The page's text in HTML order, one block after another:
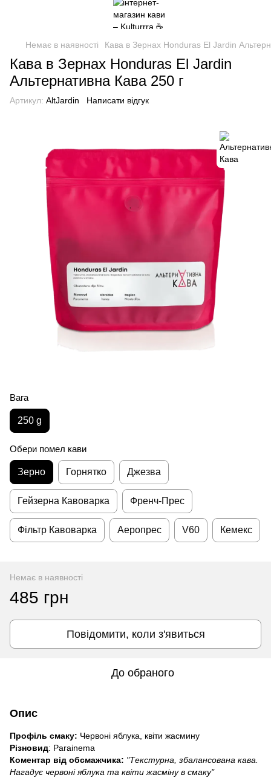
Немає в наявності Кава в Зернах Honduras El Jardin
Кава в Зернах Honduras El Jardin
Альтернативна Кава 250 г
Артикул: AltJardin Написати відгук
Вага
250 g
Обери помел кави
Зерно Горнятко Джезва
Гейзерна Кавоварка Френч-Прес
Фільтр Кавоварка Аеропрес V60 Кемекс
Немає в наявності
485 грн
Повідомити, коли з'явиться
До обраного
Опис
Профіль смаку: Червоні яблука, квіти жасмину
Різновид: Parainema
Коментар від обсмажчика: "Текстурна, збалансована кава.
Нагадує червоні яблука та квіти жасміну в смаку"